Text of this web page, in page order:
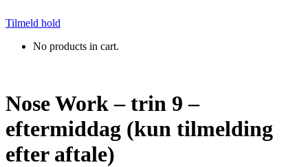
Tilmeld hold
No products in cart.
Nose Work – trin 9 –
eftermiddag (kun tilmelding
efter aftale)